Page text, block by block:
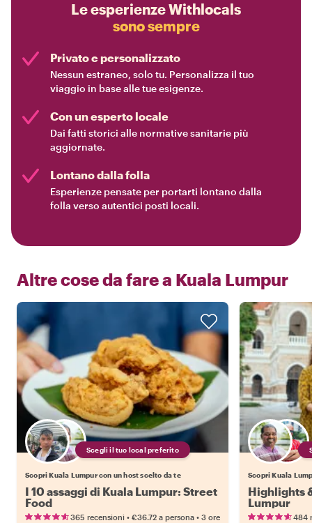
Le esperienze Withlocals
sono sempre
Privato e personalizzato
Nessun estraneo, solo tu. Personalizza il tuo
viaggio in base alle tue esigenze.
Con un esperto locale
Dai fatti storici alle normative sanitarie più
aggiornate.
Lontano dalla folla
Esperienze pensate per portarti lontano dalla
folla verso autentici posti locali.
Altre cose da fare a Kuala Lumpur
Scegli il tuo local preferito
Scopri Kuala Lumpur con un host scelto da te
I 10 assaggi di Kuala Lumpur: Street
Food
365 recensioni • €36.72 a persona • 3 ore
Scopri Kuala
Highlights
Lumpur
484